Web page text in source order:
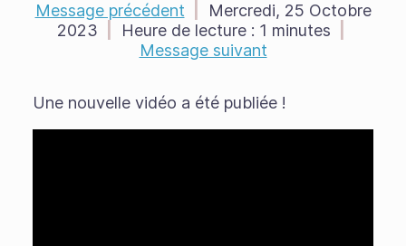
Message précédent
Mercredi, 25 Octobre
2023
Heure de lecture : 1 minutes
Message suivant
Une nouvelle vidéo a été publiée !